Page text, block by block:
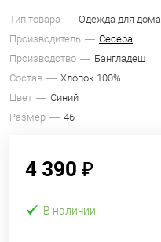
Тип товара
Одежда для дома
Производитель
Ceceba
Производство
Бангладеш
Состав
Хлопок 100%
Цвет
Синий
Размер
46
4 390 ₽
В наличии